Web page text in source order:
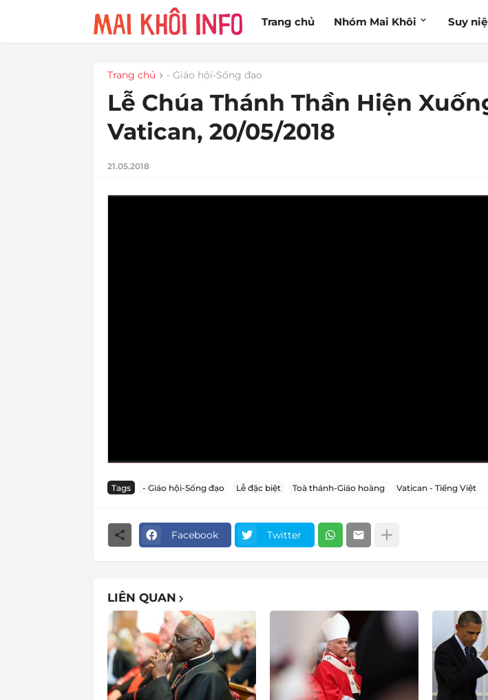
Trang chủ Nhóm Mai Khôi Suy
Trang chủ - Giáo hội-Sống đạo
Lễ Chúa Thánh Thần Hiện
Vatican, 20/05/2018
21.05.2018
Tags - Giáo hội-Sống đạo Lễ đặc biệt Toà thánh-Giáo hoàng Vatican - Tiếng Việt
Facebook Twitter
LIÊN QUAN